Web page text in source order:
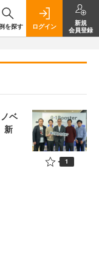
を探す ログイン
新規
会員登録
ベ
新
1